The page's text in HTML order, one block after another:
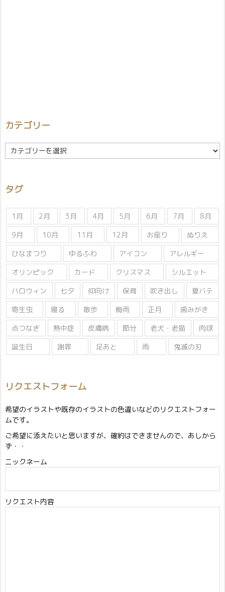
カテゴリー
カ
テ
ー
タグ
1月 2月 3月 4月 5月 6月 7月
8月
9月
10月 11月 12月 お座り
ぬりえ
ひなまつり
ゆるふわ アイコン
アレルギー
オリンピック
カード クリスマス
シルエット
ハロウィン
七夕 仰向け 保育 吹き出し
夏バテ
寄生虫
寝る 散歩 梅雨 正月
歯みがき
点つなぎ
熱中症 皮膚病 節分 老犬・老猫
肉球
誕生日
謝罪 足あと 雨 鬼滅の刃
リクエストフォーム
希望のイラストや既存のイラストの色違いなどのリクエストフォー
ムです。
ご希望に添えたいと思いますが、確約はできませんので、あしから
ず・・
ニックネーム
リクエスト内容